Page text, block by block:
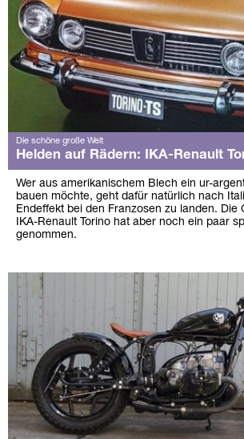
Die schöne große Welt
Helden auf Rädern: IKA-Renault
Wer aus amerikanischem Blech ein ur-
bauen möchte, geht dafür natürlich nach
Endeffekt bei den Franzosen zu landen. Die
IKA-Renault Torino hat aber noch ein paar
genommen.